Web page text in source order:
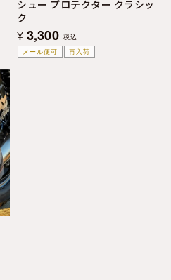
メール便可
再入荷
シュー プロテクター クラシッ
ク
¥ 3,300 税込